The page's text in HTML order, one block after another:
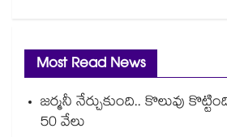
Most Read News
జర్మనీ నేర్చుకుంది.. కొలువు
50 వేలు